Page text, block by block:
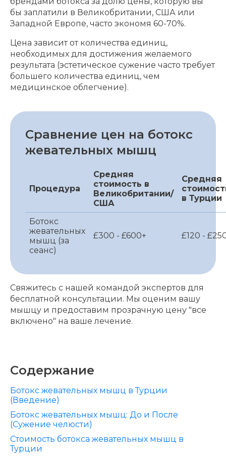
бы заплатили в Великобритании, США или
Западной Европе, часто экономя 60-70%.
Цена зависит от количества единиц,
необходимых для достижения желаемого
результата (эстетическое сужение часто требует
большего количества единиц, чем
медицинское облегчение).
Сравнение цен на ботокс
жевательных мышц
Процедура
Средняя
стоимость в
Великобритании/
США
Средняя
в Турции
Ботокс
жевательных
мышц (за
сеанс)
£300 - £600+ £120 -
Свяжитесь с нашей командой экспертов для
бесплатной консультации. Мы оценим вашу
мышцу и предоставим прозрачную цену "все
включено" на ваше лечение.
Содержание
Ботокс жевательных мышц в Турции
(Введение)
Ботокс жевательных мышц: До и После
(Сужение челюсти)
Стоимость ботокса жевательных мышц в
Турции